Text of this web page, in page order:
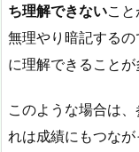
ち理解できないこ
無理やり暗記する
に理解できることが
このような場合は
れは成績にもつなが